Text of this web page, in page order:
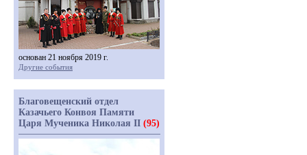
основан 21 ноября 2019 г.
Другие события
Благовещенский отдел
Казачьего Конвоя Памяти
Царя Мученика Николая II (95)